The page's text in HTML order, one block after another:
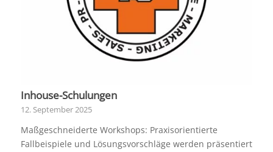
Inhouse-Schulungen
12. September 2025
Maßgeschneiderte Workshops: Praxisorientierte
Fallbeispiele und Lösungsvorschläge werden präsentiert